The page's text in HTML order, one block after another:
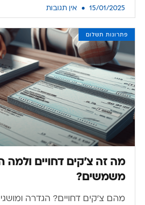
15/01/2025 אין תגובות
פתרונות תשלום
מה זה צ’קים דחויים ולמה
משמשים?
מהם צ'קים דחויים? הגדרה ומושגי